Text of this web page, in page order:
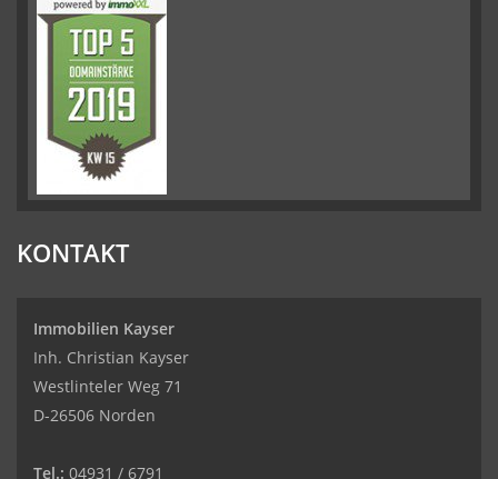
KONTAKT
Immobilien Kayser
Inh. Christian Kayser
Westlinteler Weg 71
D-26506 Norden
Tel.: 04931 / 6791